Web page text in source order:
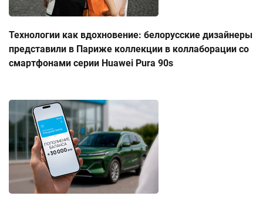
Технологии как вдохновение: белорусские дизайнеры
представили в Париже коллекции в коллаборации со
смартфонами серии Huawei Pura 90s